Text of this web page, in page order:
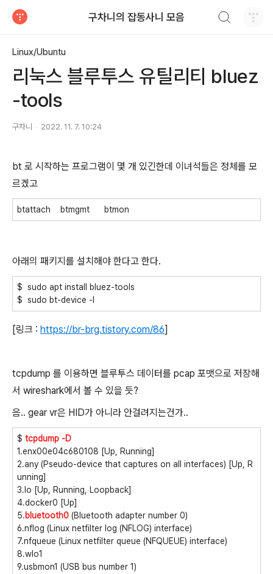
구차니의 잡동사니 모음
Linux/Ubuntu
리눅스 블루투스 유틸리티 bluez
-tools
구차니 2022. 11. 7. 10:24
bt 로 시작하는 프로그램이 몇 개 있긴한데 이녀석들은 정체를 모
르겠고
btattach btmgmt btmon
아래의 패키지를 설치해야 한다고 한다.
$ sudo apt install bluez-tools
$ sudo bt-device -l
[링크 : https://br-brg.tistory.com/86]
tcpdump 를 이용하면 블루투스 데이터를 pcap 포맷으로 저장해
서 wireshark에서 볼 수 있을 듯?
음.. gear vr은 HID가 아니라 안걸려지는건가..
$ tcpdump -D
1.enx00e04c680108 [Up, Running]
2.any (Pseudo-device that captures on all interfaces) [Up, R
unning]
3.lo [Up, Running, Loopback]
4.docker0 [Up]
5.bluetooth0 (Bluetooth adapter number 0)
6.nflog (Linux netfilter log (NFLOG) interface)
7.nfqueue (Linux netfilter queue (NFQUEUE) interface)
8.wlo1
9.usbmon1 (USB bus number 1)